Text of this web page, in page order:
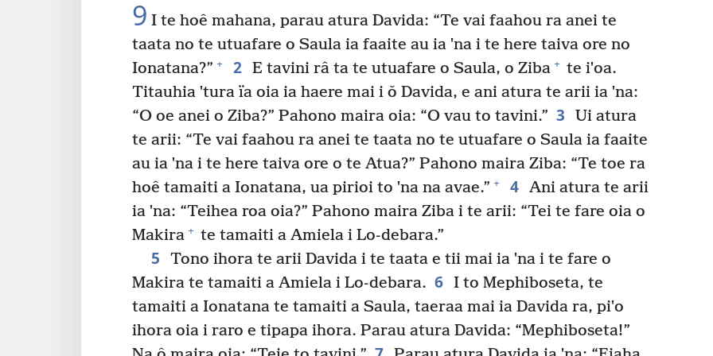
9 I te hoê mahana, parau atura Davida: “Te vai faahou ra anei te
taata no te utuafare o Saula ia faaite au ia ˈna i te here taiva ore no
Ionatana?” + 2 E tavini râ ta te utuafare o Saula, o Ziba + te iˈoa.
Titauhia ˈtura ïa oia ia haere mai i ǒ Davida, e ani atura te arii ia ˈna:
“O oe anei o Ziba?” Pahono maira oia: “O vau to tavini.” 3
Ui atura
te arii: “Te vai faahou ra anei te taata no te utuafare o Saula ia faaite
au ia ˈna i te here taiva ore o te Atua?” Pahono maira Ziba: “Te toe ra
hoê tamaiti a Ionatana, ua pirioi to ˈna na avae.” + 4 Ani atura te arii
ia ˈna: “Teihea roa oia?” Pahono maira Ziba i te arii: “Tei te fare oia o
Makira + te tamaiti a Amiela i Lo-debara.”
5
Tono ihora te arii Davida i te taata e tii mai ia ˈna i te fare o
Makira te tamaiti a Amiela i Lo-debara. 6 I to Mephiboseta, te
tamaiti a Ionatana te tamaiti a Saula, taeraa mai ia Davida ra, piˈo
ihora oia i raro e tipapa ihora. Parau atura Davida: “Mephiboseta!”